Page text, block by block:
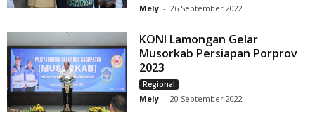
Mely - 26 September 2022
KONI Lamongan Gelar
Musorkab Persiapan Porprov
2023
Regional
Mely - 20 September 2022